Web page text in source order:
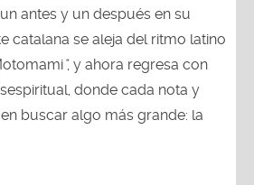
antes y un después en su
catalana se aleja del ritmo latino
", y ahora regresa con
donde cada nota y
buscar algo más grande: la